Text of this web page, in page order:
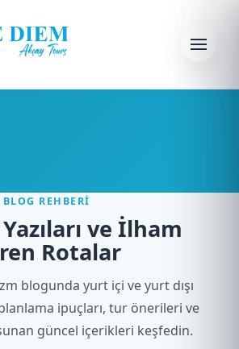
Menu
BLOG REHBERI
ve İlham
Rotalar
blogunda yurt içi ve yurt dışı
ipuçları, tur önerileri ve
güncel içerikleri keşfedin.